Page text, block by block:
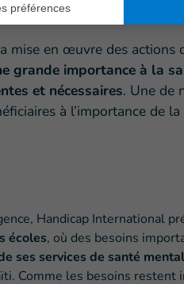
mise en œuvre des actions
grande importance à la
et nécessaires. Une de
à l’importance de
Handicap International
écoles, où des besoins
ses services de santé
Comme les besoins restent